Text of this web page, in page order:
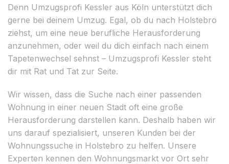
Denn Umzugsprofi Kessler aus Köln unterstützt dich
gerne bei deinem Umzug. Egal, ob du nach Holstebro
ziehst, um eine neue berufliche Herausforderung
anzunehmen, oder weil du dich einfach nach einem
Tapetenwechsel sehnst – Umzugsprofi Kessler steht
dir mit Rat und Tat zur Seite.
Wir wissen, dass die Suche nach einer passenden
Wohnung in einer neuen Stadt oft eine große
Herausforderung darstellen kann. Deshalb haben wir
uns darauf spezialisiert, unseren Kunden bei der
Wohnungssuche in Holstebro zu helfen. Unsere
Experten kennen den Wohnungsmarkt vor Ort sehr